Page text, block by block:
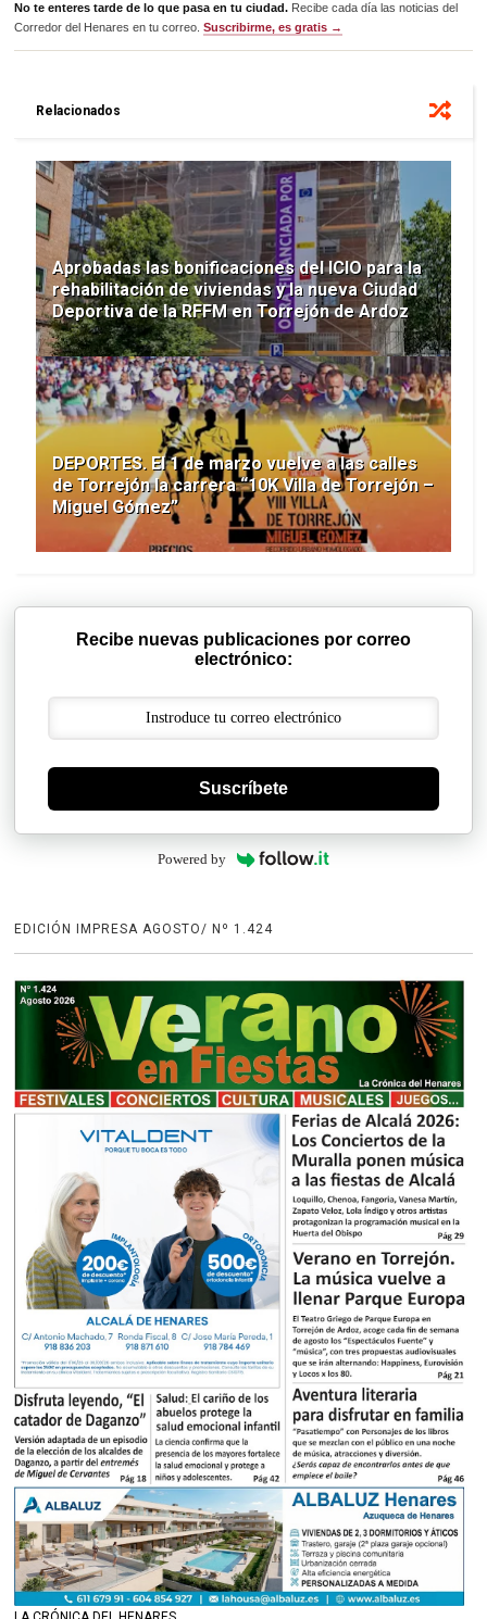
No te enteres tarde de lo que pasa en tu ciudad. Recibe cada día las noticias del
Corredor del Henares en tu correo.Suscribirme, es gratis →
Relacionados
Aprobadas las bonificaciones del ICIO para la
rehabilitación de viviendas y la nueva Ciudad
Deportiva de la RFFM en Torrejón de Ardoz
DEPORTES. El 1 de marzo vuelve a las calles
de Torrejón la carrera “10K Villa de Torrejón –
Miguel Gómez”
Recibe nuevas publicaciones por correo
electrónico:
Suscríbete
Powered by
EDICIÓN IMPRESA AGOSTO/ Nº 1.424